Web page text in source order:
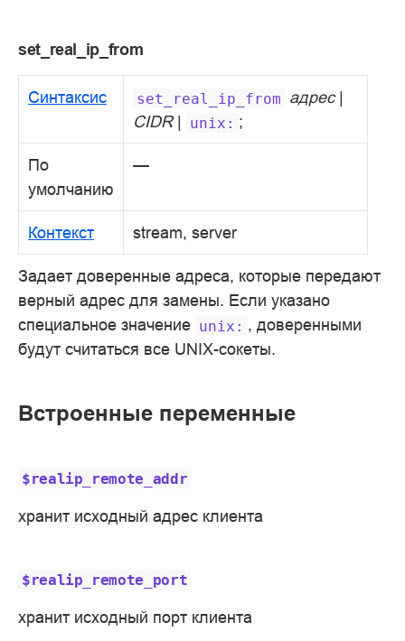
set_real_ip_from
Синтаксис set_real_ip_from адрес|
CIDR| unix: ;
По
умолчанию
—
Контекст stream, server
Задает доверенные адреса, которые передают
верный адрес для замены. Если указано
специальное значение unix: , доверенными
будут считаться все UNIX-сокеты.
Встроенные переменные
$realip_remote_addr
хранит исходный адрес клиента
$realip_remote_port
хранит исходный порт клиента